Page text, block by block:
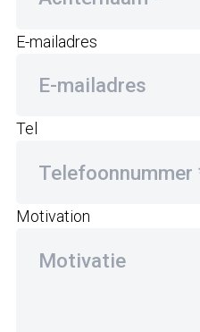
E-mailadres
Tel
Motivation